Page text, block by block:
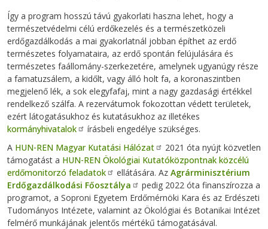
Így a program hosszú távú gyakorlati haszna lehet, hogy a
természetvédelmi célú erdőkezelés és a természetközeli
erdőgazdálkodás a mai gyakorlatnál jobban építhet az erdő
természetes folyamataira, az erdő spontán felújulására és
természetes faállomány-szerkezetére, amelynek ugyanúgy része
a famatuzsálem, a kidőlt, vagy álló holt fa, a koronaszintben
megjelenő lék, a sok elegyfafaj, mint a nagy gazdasági értékkel
rendelkező szálfa. A rezervátumok fokozottan védett területek,
ezért látogatásukhoz és kutatásukhoz az illetékes
kormányhivatalok
írásbeli engedélye szükséges.
A HUN-REN Magyar Kutatási Hálózat
2021 óta nyújt közvetlen
támogatást a HUN-REN Ökológiai Kutatóközpontnak közcélú
erdőmonitorzó feladatok
ellátására. Az Agrárminisztérium
Erdőgazdálkodási Főosztálya
pedig 2022 óta finanszírozza a
programot, a Soproni Egyetem Erdőmérnöki Kara és az Erdészeti
Tudományos Intézete, valamint az Ökológiai és Botanikai Intézet
felmérő munkájának jelentős mértékű támogatásával.